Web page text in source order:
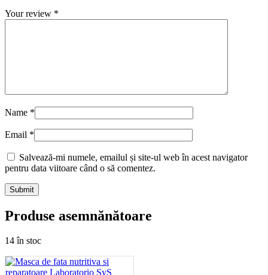
Your review *
Name *
Email *
Salvează-mi numele, emailul și site-ul web în acest navigator
pentru data viitoare când o să comentez.
Produse asemnănătoare
14 în stoc